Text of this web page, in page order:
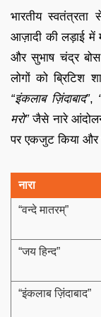
भारतीय स्वतंत्रता
आज़ादी की लड़ाई में
और सुभाष चंद्र
लोगों को ब्रिटिश
“इंकलाब ज़िंदाबाद”,
मरो”जैसे नारे आंदोलन
पर एकजुट किया और
नारा
“वन्दे मातरम्”
“जय हिन्द”
“इंकलाब ज़िंदाबाद”